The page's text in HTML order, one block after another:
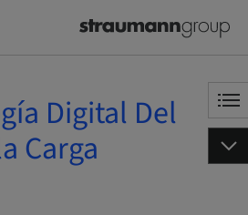
Digital Del
Carga